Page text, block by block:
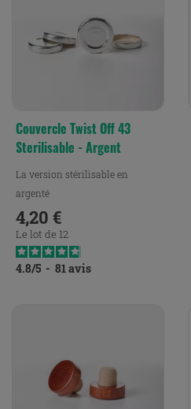
Couvercle Twist Off 43
Sterilisable - Argent
La version stérilisable en
argenté
Prix
4,20 €
Le lot de 12
4.8/5 - 81avis